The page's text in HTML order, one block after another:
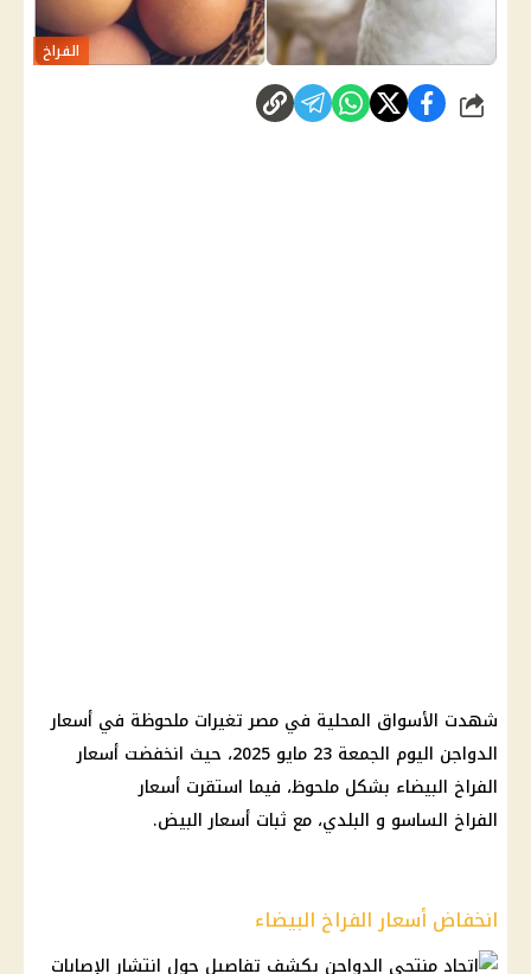
الفراخ
شارك
شهدت الأسواق المحلية في مصر تغيرات ملحوظة في أسعار
الدواجن اليوم الجمعة 23 مايو 2025، حيث انخفضت أسعار
الفراخ البيضاء بشكل ملحوظ، فيما استقرت أسعار
الفراخ الساسو و البلدي، مع ثبات أسعار البيض.
انخفاض أسعار الفراخ البيضاء